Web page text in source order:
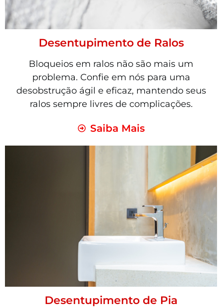
Desentupimento de Ralos
Bloqueios em ralos não são mais um
problema. Confie em nós para uma
desobstrução ágil e eficaz, mantendo seus
ralos sempre livres de complicações.
Saiba Mais
Desentupimento de Pia